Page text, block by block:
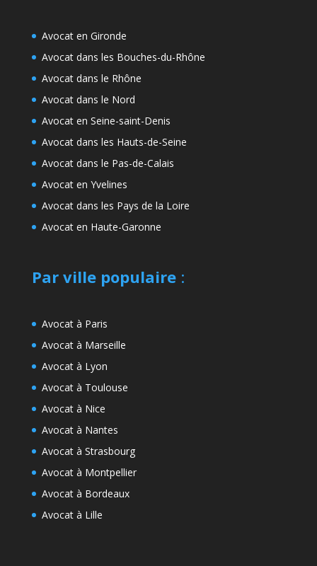
Avocat en Gironde
Avocat dans les Bouches-du-Rhône
Avocat dans le Rhône
Avocat dans le Nord
Avocat en Seine-saint-Denis
Avocat dans les Hauts-de-Seine
Avocat dans le Pas-de-Calais
Avocat en Yvelines
Avocat dans les Pays de la Loire
Avocat en Haute-Garonne
Par ville populaire:
Avocat à Paris
Avocat à Marseille
Avocat à Lyon
Avocat à Toulouse
Avocat à Nice
Avocat à Nantes
Avocat à Strasbourg
Avocat à Montpellier
Avocat à Bordeaux
Avocat à Lille